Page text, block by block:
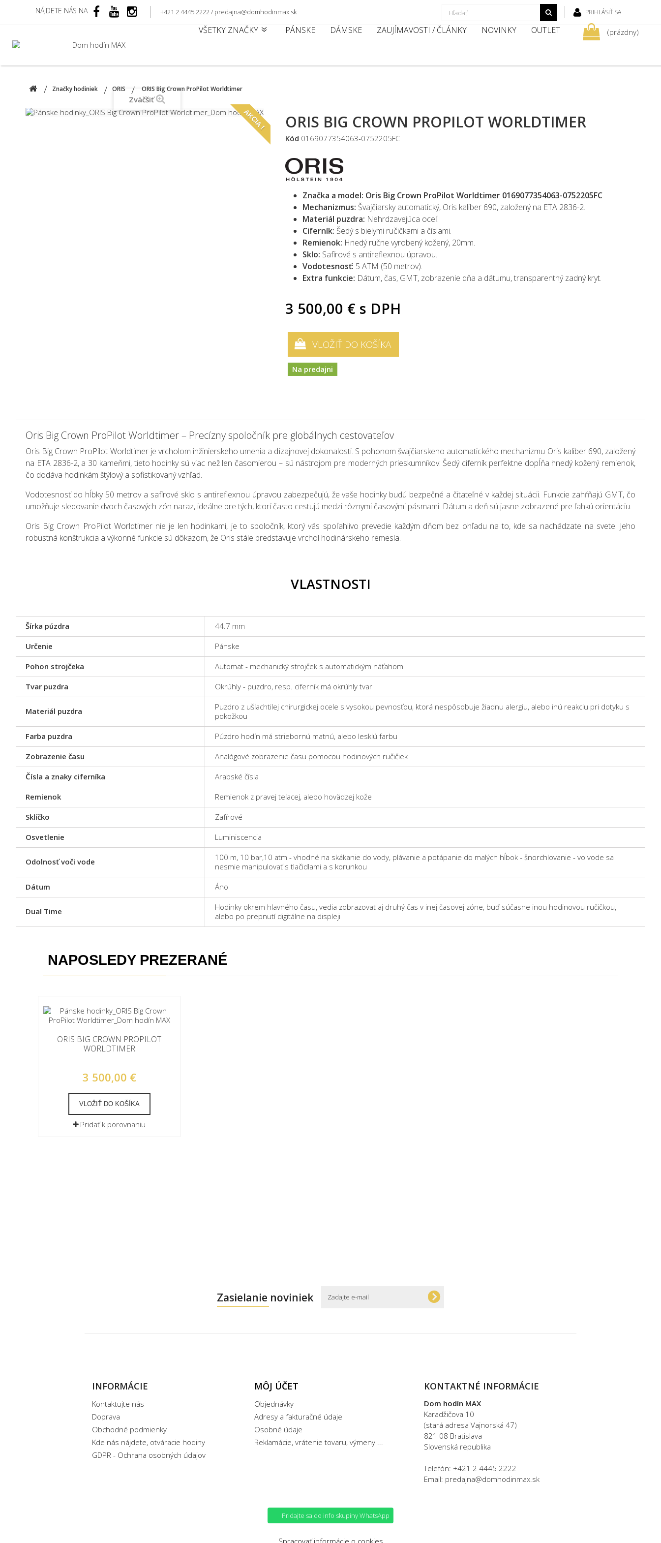
NÁJDETE NÁS NA PRIHLÁSIŤ SA
+421 2 4445 2222 / predajna@domhodinmax.sk
VŠETKY ZNAČKY PÁNSKE DÁMSKE ZAUJÍMAVOSTI / ČLÁNKY NOVINKY OUTLET (prázdny)
Značky hodiniek ORIS ORIS Big Crown ProPilot Worldtimer
AKCIA !
Zväčšiť
ORIS BIG CROWN PROPILOT WORLDTIMER
Kód 0169077354063-0752205FC
Značka a model: Oris Big Crown ProPilot Worldtimer 0169077354063-0752205FC
Mechanizmus: Švajčiarsky automatický, Oris kaliber 690, založený na ETA 2836-2.
Materiál puzdra: Nehrdzavejúca oceľ.
Ciferník: Šedý s bielymi ručičkami a číslami.
Remienok: Hnedý ručne vyrobený kožený, 20mm.
Sklo: Safírové s antireflexnou úpravou.
Vodotesnosť: 5 ATM (50 metrov).
Extra funkcie: Dátum, čas, GMT, zobrazenie dňa a dátumu, transparentný zadný kryt.
3 500,00 € s DPH
VLOŽIŤ DO KOŠÍKA
Na predajni
Oris Big Crown ProPilot Worldtimer – Precízny spoločník pre globálnych cestovateľov
Oris Big Crown ProPilot Worldtimer je vrcholom inžinierskeho umenia a dizajnovej dokonalosti. S pohonom švajčiarskeho automatického mechanizmu Oris kaliber 690, založený
na ETA 2836-2, a 30 kameňmi, tieto hodinky sú viac než len časomierou – sú nástrojom pre moderných prieskumníkov. Šedý ciferník perfektne dopĺňa hnedý kožený remienok,
čo dodáva hodinkám štýlový a sofistikovaný vzhľad.
Vodotesnosť do hĺbky 50 metrov a safírové sklo s antireflexnou úpravou zabezpečujú, že vaše hodinky budú bezpečné a čitateľné v každej situácii. Funkcie zahŕňajú GMT, čo
umožňuje sledovanie dvoch časových zón naraz, ideálne pre tých, ktorí často cestujú medzi rôznymi časovými pásmami. Dátum a deň sú jasne zobrazené pre ľahkú orientáciu.
Oris Big Crown ProPilot Worldtimer nie je len hodinkami, je to spoločník, ktorý vás spoľahlivo prevedie každým dňom bez ohľadu na to, kde sa nachádzate na svete. Jeho
robustná konštrukcia a výkonné funkcie sú dôkazom, že Oris stále predstavuje vrchol hodinárskeho remesla.
VLASTNOSTI
Šírka púzdra 44.7 mm
Určenie Pánske
Pohon strojčeka Automat - mechanický strojček s automatickým náťahom
Tvar puzdra Okrúhly - puzdro, resp. ciferník má okrúhly tvar
Materiál puzdra
Puzdro z ušľachtilej chirurgickej ocele s vysokou pevnosťou, ktorá nespôsobuje žiadnu alergiu, alebo inú reakciu pri dotyku s
pokožkou
Farba puzdra Púzdro hodín má striebornú matnú, alebo lesklú farbu
Zobrazenie času Analógové zobrazenie času pomocou hodinových ručičiek
Čísla a znaky ciferníka Arabské čísla
Remienok Remienok z pravej teľacej, alebo hovädzej kože
Sklíčko Zafírové
Osvetlenie Luminiscencia
Odolnosť voči vode
100 m, 10 bar,10 atm - vhodné na skákanie do vody, plávanie a potápanie do malých hĺbok - šnorchlovanie - vo vode sa
nesmie manipulovať s tlačidlami a s korunkou
Dátum Áno
Dual Time
Hodinky okrem hlavného času, vedia zobrazovať aj druhý čas v inej časovej zóne, buď súčasne inou hodinovou ručičkou,
alebo po prepnutí digitálne na displeji
NAPOSLEDY PREZERANÉ
ORIS BIG CROWN PROPILOT
WORLDTIMER
3 500,00 €
VLOŽIŤ DO KOŠÍKA
Pridať k porovnaniu
Zasielanie noviniek
INFORMÁCIE
Kontaktujte nás
Doprava
Obchodné podmienky
Kde nás nájdete, otváracie hodiny
GDPR - Ochrana osobných údajov
MÔJ ÚČET
Objednávky
Adresy a fakturačné údaje
Osobné údaje
Reklamácie, vrátenie tovaru, výmeny ...
KONTAKTNÉ INFORMÁCIE
Dom hodín MAX
Karadžičova 10
(stará adresa Vajnorská 47)
821 08 Bratislava
Slovenská republika
Telefón: +421 2 4445 2222
Email: predajna@domhodinmax.sk
Pridajte sa do info skupiny WhatsApp